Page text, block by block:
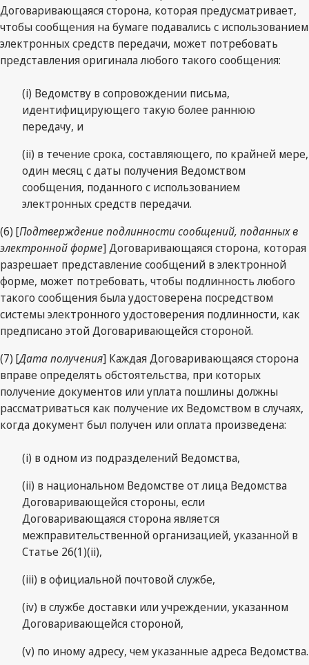
Договаривающаяся сторона, которая предусматривает,
чтобы сообщения на бумаге подавались с использованием
электронных средств передачи, может потребовать
представления оригинала любого такого сообщения:
(i) Ведомству в сопровождении письма,
идентифицирующего такую более раннюю
передачу, и
(ii) в течение срока, составляющего, по крайней мере,
один месяц с даты получения Ведомством
сообщения, поданного с использованием
электронных средств передачи.
(6) [Подтверждение подлинности сообщений, поданных в
электронной форме] Договаривающаяся сторона, которая
разрешает представление сообщений в электронной
форме, может потребовать, чтобы подлинность любого
такого сообщения была удостоверена посредством
системы электронного удостоверения подлинности, как
предписано этой Договаривающейся стороной.
(7) [Дата получения] Каждая Договаривающаяся сторона
вправе определять обстоятельства, при которых
получение документов или уплата пошлины должны
рассматриваться как получение их Ведомством в случаях,
когда документ был получен или оплата произведена:
(i) в одном из подразделений Ведомства,
(ii) в национальном Ведомстве от лица Ведомства
Договаривающейся стороны, если
Договаривающаяся сторона является
межправительственной организацией, указанной в
Статье 26(1)(ii),
(iii) в официальной почтовой службе,
(iv) в службе доставки или учреждении, указанном
Договаривающейся стороной,
(v) по иному адресу, чем указанные адреса Ведомства.